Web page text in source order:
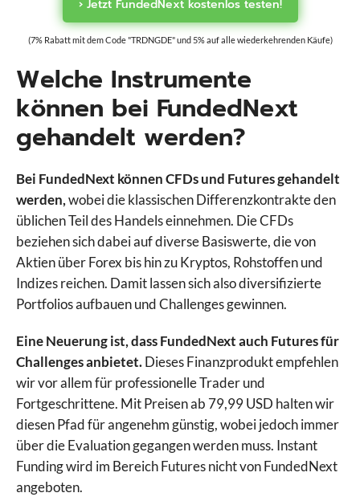
› Jetzt FundedNext kostenlos testen!
(7% Rabatt mit dem Code "TRDNGDE" und 5% auf alle wiederkehrenden Käufe)
Welche Instrumente
können bei FundedNext
gehandelt werden?
Bei FundedNext können CFDs und Futures gehandelt
werden,wobei die klassischen Differenzkontrakte den
üblichen Teil des Handels einnehmen. Die CFDs
beziehen sich dabei auf diverse Basiswerte, die von
Aktien über Forex bis hin zu Kryptos, Rohstoffen und
Indizes reichen. Damit lassen sich also diversifizierte
Portfolios aufbauen und Challenges gewinnen.
Eine Neuerung ist, dass FundedNext auch Futures für
Challenges anbietet.Dieses Finanzprodukt empfehlen
wir vor allem für professionelle Trader und
Fortgeschrittene. Mit Preisen ab 79,99 USD halten wir
diesen Pfad für angenehm günstig, wobei jedoch immer
über die Evaluation gegangen werden muss. Instant
Funding wird im Bereich Futures nicht von FundedNext
angeboten.